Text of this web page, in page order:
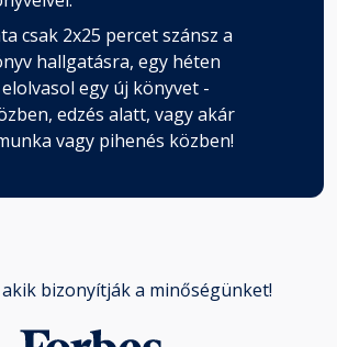
csak 2x25 percet szánsz a
hallgatásra, egy héten
egy új könyvet -
edzés alatt, vagy akár
vagy pihenés közben!
bizonyítják a minőségünket!